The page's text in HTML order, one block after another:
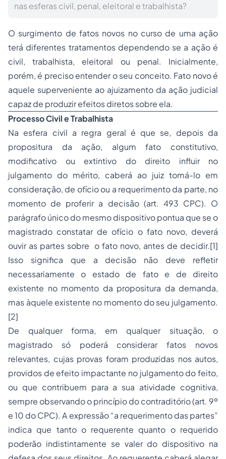
nas esferas civil, penal, eleitoral e trabalhista?
O surgimento de fatos novos no curso de uma ação
terá diferentes tratamentos dependendo se a ação é
civil, trabalhista, eleitoral ou penal. Inicialmente,
porém, é preciso entender o seu conceito. Fato novo é
aquele superveniente ao ajuizamento da ação judicial
capaz de produzir efeitos diretos sobre ela.
Processo Civil e Trabalhista
Na esfera civil a regra geral é que se, depois da
propositura da ação, algum fato constitutivo,
modificativo ou extintivo do direito influir no
julgamento do mérito, caberá ao juiz tomá-lo em
consideração, de ofício ou a requerimento da parte, no
momento de proferir a decisão (art. 493 CPC). O
parágrafo único do mesmo dispositivo pontua que se o
magistrado constatar de ofício o fato novo, deverá
ouvir as partes sobre o fato novo, antes de decidir.[1]
Isso significa que a decisão não deve refletir
necessariamente o estado de fato e de direito
existente no momento da propositura da demanda,
mas àquele existente no momento do seu julgamento.
[2]
De qualquer forma, em qualquer situação, o
magistrado só poderá considerar fatos novos
relevantes, cujas provas foram produzidas nos autos,
providos de efeito impactante no julgamento do feito,
ou que contribuem para a sua atividade cognitiva,
sempre observando oprincípio do contraditório(art. 9º
e 10 do CPC). A expressão “a requerimento das partes”
indica que tanto o requerente quanto o requerido
poderão indistintamente se valer do dispositivo na